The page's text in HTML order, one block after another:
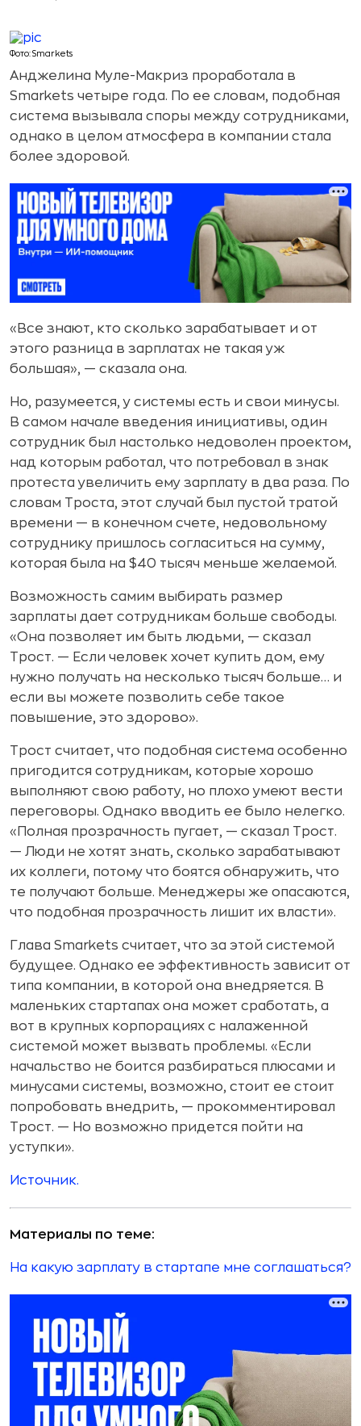
Фото: Smarkets
Анджелина Муле-Макриз проработала в
Smarkets четыре года. По ее словам, подобная
система вызывала споры между сотрудниками,
однако в целом атмосфера в компании стала
более здоровой.
«Все знают, кто сколько зарабатывает и от
этого разница в зарплатах не такая уж
большая», — сказала она.
Но, разумеется, у системы есть и свои минусы.
В самом начале введения инициативы, один
сотрудник был настолько недоволен проектом,
над которым работал, что потребовал в знак
протеста увеличить ему зарплату в два раза. По
словам Троста, этот случай был пустой тратой
времени — в конечном счете, недовольному
сотруднику пришлось согласиться на сумму,
которая была на $40 тысяч меньше желаемой.
Возможность самим выбирать размер
зарплаты дает сотрудникам больше свободы.
«Она позволяет им быть людьми, — сказал
Трост. — Если человек хочет купить дом, ему
нужно получать на несколько тысяч больше… и
если вы можете позволить себе такое
повышение, это здорово».
Трост считает, что подобная система особенно
пригодится сотрудникам, которые хорошо
выполняют свою работу, но плохо умеют вести
переговоры. Однако вводить ее было нелегко.
«Полная прозрачность пугает, — сказал Трост.
— Люди не хотят знать, сколько зарабатывают
их коллеги, потому что боятся обнаружить, что
те получают больше. Менеджеры же опасаются,
что подобная прозрачность лишит их власти».
Глава Smarkets считает, что за этой системой
будущее. Однако ее эффективность зависит от
типа компании, в которой она внедряется. В
маленьких стартапах она может сработать, а
вот в крупных корпорациях с налаженной
системой может вызвать проблемы. «Если
начальство не боится разбираться плюсами и
минусами системы, возможно, стоит ее стоит
попробовать внедрить, — прокомментировал
Трост. — Но возможно придется пойти на
уступки».
Источник.
Материалы по теме:
На какую зарплату в стартапе мне соглашаться?